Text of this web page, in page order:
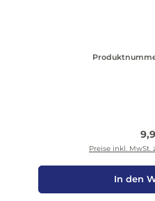
Preise inkl. MwSt.
In den